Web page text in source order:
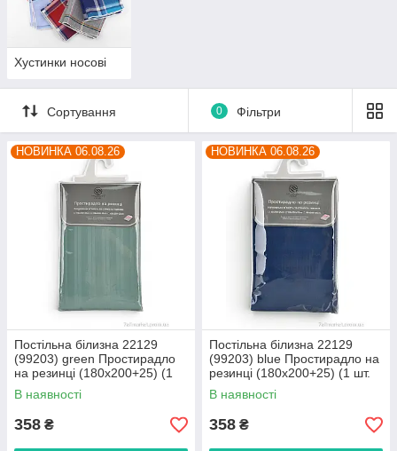
Хустинки носові
Сортування 0 Фільтри
НОВИНКА 06.08.26
Постільна білизна 22129
(99203) green Простирадло
на резинці (180x200+25) (1
шт. р.сітка One size) "Obuvok"
оптом від прямого
В наявності
358 ₴
НОВИНКА 06.08.26
Постільна білизна 22129
(99203) blue Простирадло на
резинці (180x200+25) (1 шт.
р.сітка One size) "Obuvok"
оптом від прямого
В наявності
358 ₴